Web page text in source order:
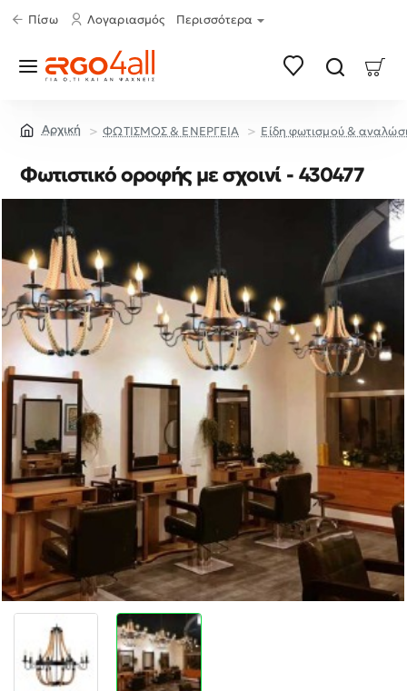
Πίσω Λογαριασμός Περισσότερα
ΦΩΤΙΣΜΟΣ & ΕΝΕΡΓΕΙΑ Είδη φωτισμού &
Φωτιστικό οροφής με σχοινί - 430477